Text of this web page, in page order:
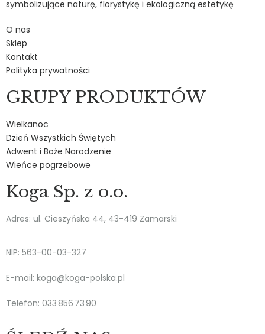
O nas
Sklep
Kontakt
Polityka prywatności
GRUPY PRODUKTÓW
Wielkanoc
Dzień Wszystkich Świętych
Adwent i Boże Narodzenie
Wieńce pogrzebowe
Koga Sp. z o.o.
Adres: ul. Cieszyńska 44, 43-419 Zamarski
NIP: 563-00-03-327
E-mail: koga@koga-polska.pl
Telefon: 033 856 73 90